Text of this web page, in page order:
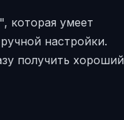
которая умеет
настройки.
получить хороший